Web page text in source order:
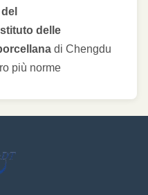
delle
di Chengdu
più norme